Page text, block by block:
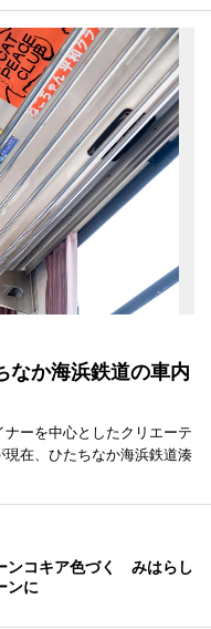
なか海浜鉄道の車内
ーを中心としたクリエーテ
在、ひたちなか海浜鉄道湊
ンコキア色づく みはらし
ンに